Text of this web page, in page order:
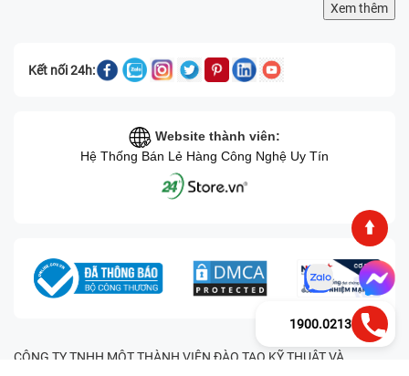
Xem thêm
Kết nối 24h:
Website thành viên:
Hệ Thống Bán Lẻ Hàng Công Nghệ Uy Tín
CÔNG TY TNHH MỘT THÀNH VIÊN ĐÀO TẠO KỸ THUẬT VÀ
1900.0213